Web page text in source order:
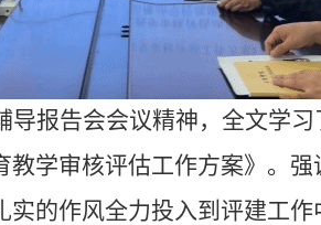
报告会会议精神，全文学
学审核评估工作方案》。
的作风全力投入到评建工